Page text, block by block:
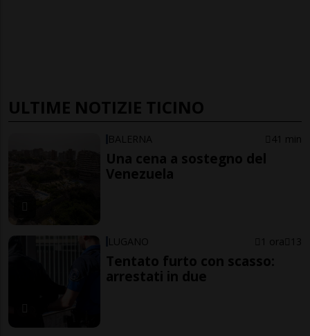
ULTIME NOTIZIE TICINO
BALERNA 41 min
Una cena a sostegno del
Venezuela
LUGANO 1 ora 13
Tentato furto con scasso:
arrestati in due